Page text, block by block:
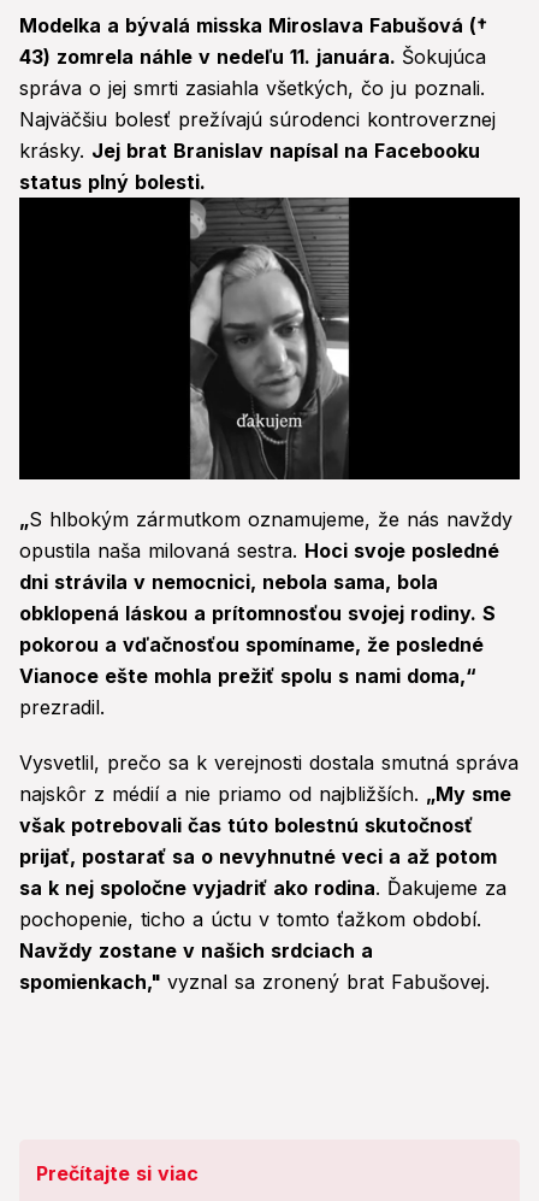
Modelka a bývalá misska Miroslava Fabušová (†
43) zomrela náhle v nedeľu 11. januára. Šokujúca
správa o jej smrti zasiahla všetkých, čo ju poznali.
Najväčšiu bolesť prežívajú súrodenci kontroverznej
krásky. Jej brat Branislav napísal na Facebooku
status plný bolesti.
of
27
seconds
„S hlbokým zármutkom oznamujeme, že nás navždy
opustila naša milovaná sestra. Hoci svoje posledné
dni strávila v nemocnici, nebola sama, bola
obklopená láskou a prítomnosťou svojej rodiny. S
pokorou a vďačnosťou spomíname, že posledné
Vianoce ešte mohla prežiť spolu s nami doma,“
prezradil.
Vysvetlil, prečo sa k verejnosti dostala smutná správa
najskôr z médií a nie priamo od najbližších. „My sme
však potrebovali čas túto bolestnú skutočnosť
prijať, postarať sa o nevyhnutné veci a až potom
sa k nej spoločne vyjadriť ako rodina. Ďakujeme za
pochopenie, ticho a úctu v tomto ťažkom období.
Navždy zostane v našich srdciach a
spomienkach," vyznal sa zronený brat Fabušovej.
Prečítajte si viac